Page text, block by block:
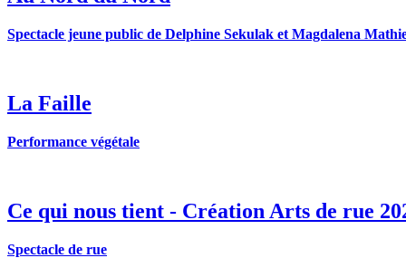
Spectacle jeune public de Delphine Sekulak et Magdalena
La Faille
Performance végétale
Ce qui nous tient - Création Arts de rue
Spectacle de rue